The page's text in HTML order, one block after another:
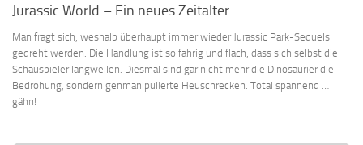
Jurassic World – Ein neues Zeitalter
Man fragt sich, weshalb überhaupt immer wieder Jurassic Park-Sequels
gedreht werden. Die Handlung ist so fahrig und flach, dass sich selbst die
Schauspieler langweilen. Diesmal sind gar nicht mehr die Dinosaurier die
Bedrohung, sondern genmanipulierte Heuschrecken. Total spannend …
gähn!